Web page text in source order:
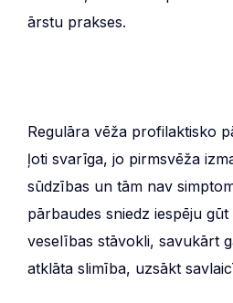
ārstu prakses.
Regulāra vēža profilaktisko
ļoti svarīga, jo pirmsvēža
sūdzības un tām nav
pārbaudes sniedz iespēju
veselības stāvokli, savukārt
atklāta slimība, uzsākt